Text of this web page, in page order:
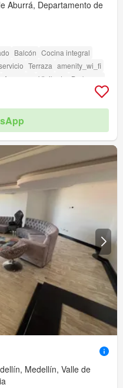
Aburrá, Departamento de
Balcón Cocina integral
Terraza amenity_wi_fi
Ascensor Vigilante
Barbecue
Medellín, Valle de